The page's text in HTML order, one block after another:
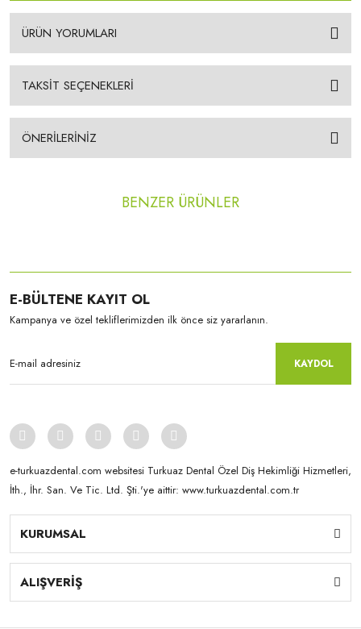
ÜRÜN YORUMLARI
TAKSİT SEÇENEKLERİ
ÖNERİLERİNİZ
BENZER ÜRÜNLER
E-BÜLTENE KAYIT OL
Kampanya ve özel tekliflerimizden ilk önce siz yararlanın.
KAYDOL
e-turkuazdental.com websitesi Turkuaz Dental Özel Diş Hekimliği Hizmetleri,
İth., İhr. San. Ve Tic. Ltd. Şti.'ye aittir: www.turkuazdental.com.tr
KURUMSAL
ALIŞVERİŞ